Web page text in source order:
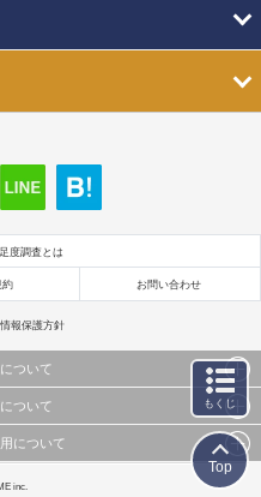
度調査とは
約 お問い合わせ
報保護方針
ついて
スト、画像データ等）及びこれらの配置・
どの二次利用を行うことは固く禁じており
ついて
用者が提出された見解・感想です。
上でご覧ください。
について
わせたコンテンツや広告の表示、ソーシャル
inc.
もくじ
Top